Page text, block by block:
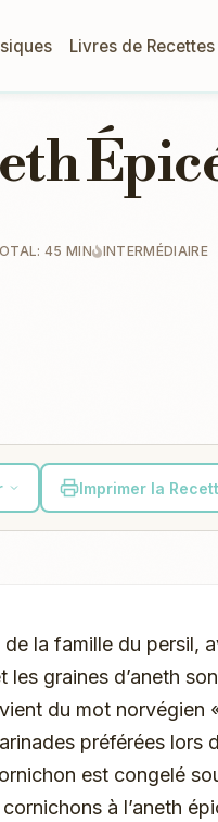
Livres de Recettes
45 MIN INTERMÉDIAIRE
Imprimer la
de la famille du persil,
graines d’aneth
du mot norvégien
préférées lors
est congelé
à l’aneth